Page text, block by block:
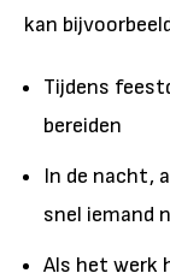
kan
Tijdens
bereiden
In de nacht,
snel iemand
Als het werk